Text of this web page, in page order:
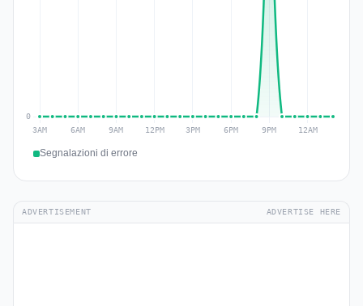
Segnalazioni di errore
ADVERTISEMENT ADVERTISE HERE